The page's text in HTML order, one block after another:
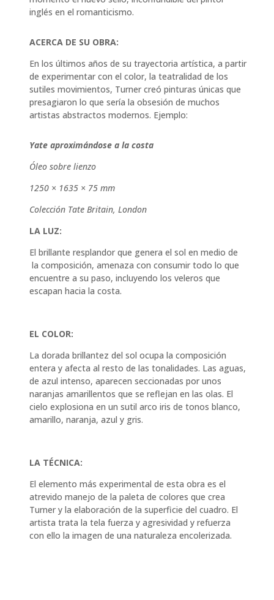
inglés en el romanticismo.
ACERCA DE SU OBRA:
En los últimos años de su trayectoria artística, a partir
de experimentar con el color, la teatralidad de los
sutiles movimientos, Turner creó pinturas únicas que
presagiaron lo que sería la obsesión de muchos
artistas abstractos modernos. Ejemplo:
Yate aproximándose a la costa
Óleo sobre lienzo
1250 × 1635 × 75 mm
Colección Tate Britain, London
LA LUZ:
El brillante resplandor que genera el sol en medio de
la composición, amenaza con consumir todo lo que
encuentre a su paso, incluyendo los veleros que
escapan hacia la costa.
EL COLOR:
La dorada brillantez del sol ocupa la composición
entera y afecta al resto de las tonalidades. Las aguas,
de azul intenso, aparecen seccionadas por unos
naranjas amarillentos que se reflejan en las olas. El
cielo explosiona en un sutil arco iris de tonos blanco,
amarillo, naranja, azul y gris.
LA TÉCNICA:
El elemento más experimental de esta obra es el
atrevido manejo de la paleta de colores que crea
Turner y la elaboración de la superficie del cuadro. El
artista trata la tela fuerza y agresividad y refuerza
con ello la imagen de una naturaleza encolerizada.